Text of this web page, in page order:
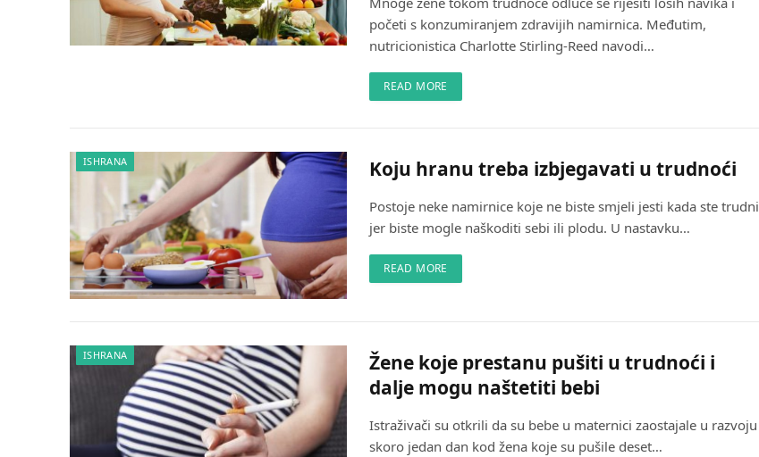
početi s konzumiranjem zdravijih namirnica. Međutim,
nutricionistica Charlotte Stirling-Reed navodi…
READ MORE
ISHRANA Koju hranu treba izbjegavati u trudnoći
Postoje neke namirnice koje ne biste smjeli jesti kada ste trudni
jer biste mogle naškoditi sebi ili plodu. U nastavku…
READ MORE
ISHRANA
Žene koje prestanu pušiti u trudnoći i
dalje mogu naštetiti bebi
Istraživači su otkrili da su bebe u maternici zaostajale u razvoju
skoro jedan dan kod žena koje su pušile deset…